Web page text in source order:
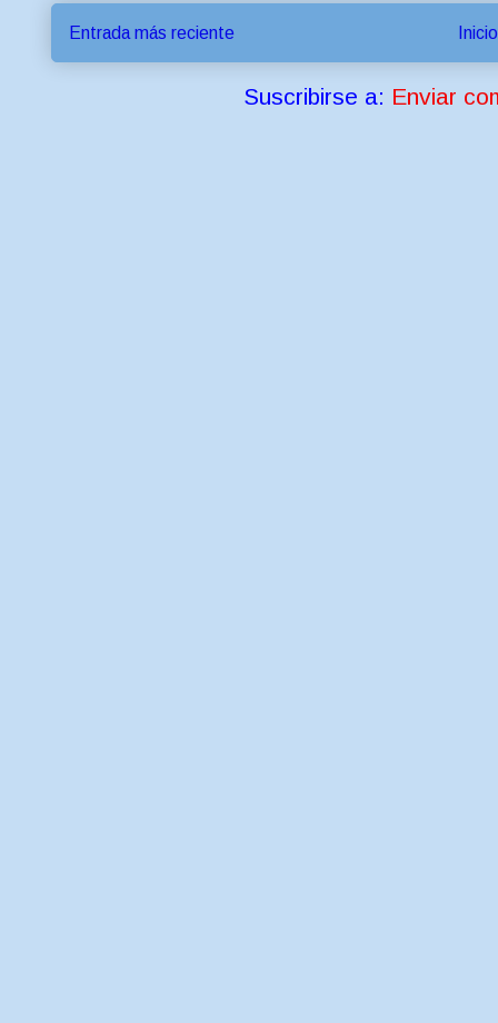
Entrada más reciente Inicio
Suscribirse a: Enviar